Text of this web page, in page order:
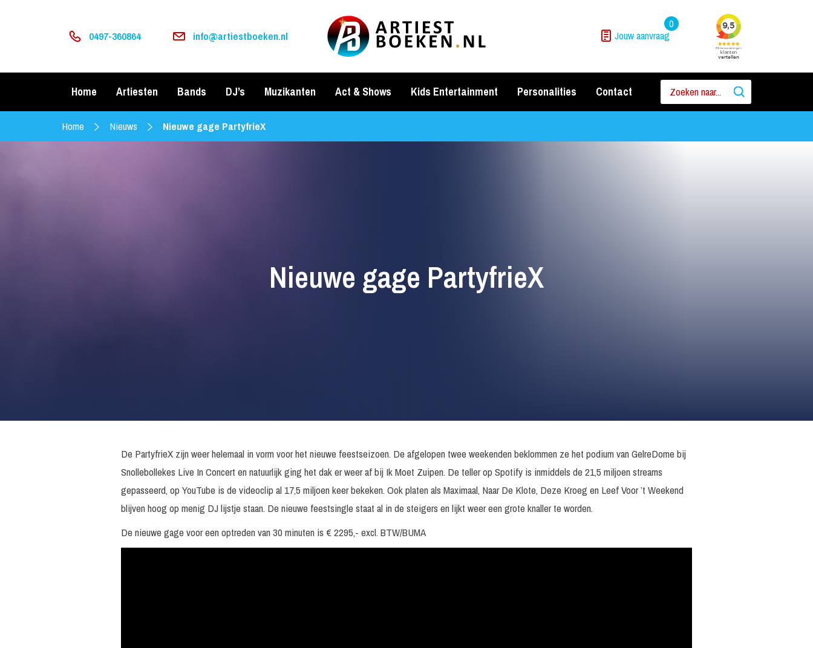
0497-360864 info@artiestboeken.nl Jouw aanvraag
0
Home Artiesten Bands DJ’s Muzikanten Act & Shows Kids Entertainment Personalities Contact
Home Nieuws Nieuwe gage PartyfrieX
Nieuwe gage PartyfrieX
De PartyfrieX zijn weer helemaal in vorm voor het nieuwe feestseizoen. De afgelopen twee weekenden beklommen ze het podium van GelreDome bij
Snollebollekes Live In Concert en natuurlijk ging het dak er weer af bij Ik Moet Zuipen. De teller op Spotify is inmiddels de 21,5 miljoen streams
gepasseerd, op YouTube is de videoclip al 17,5 miljoen keer bekeken. Ook platen als Maximaal, Naar De Klote, Deze Kroeg en Leef Voor ’t Weekend
blijven hoog op menig DJ lijstje staan. De nieuwe feestsingle staat al in de steigers en lijkt weer een grote knaller te worden.
De nieuwe gage voor een optreden van 30 minuten is € 2295,- excl. BTW/BUMA